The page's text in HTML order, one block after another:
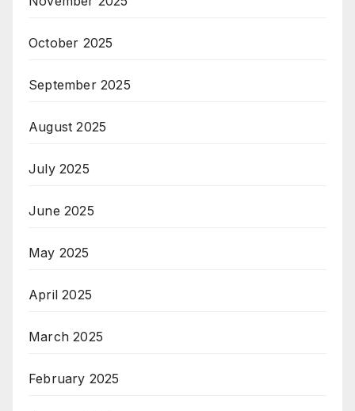
October 2025
September 2025
August 2025
July 2025
June 2025
May 2025
April 2025
March 2025
February 2025